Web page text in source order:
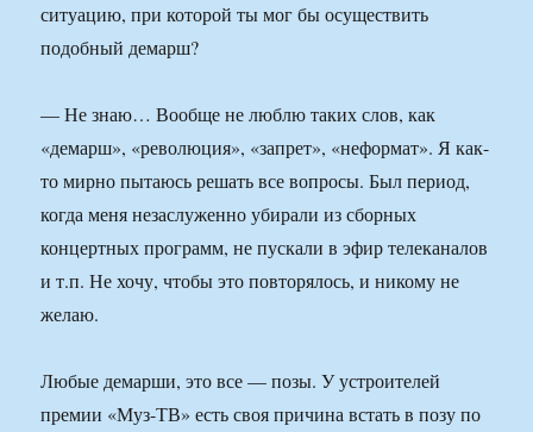
ситуацию, при которой ты мог бы осуществить
подобный демарш?
— Не знаю… Вообще не люблю таких слов, как
«демарш», «революция», «запрет», «неформат». Я как-
то мирно пытаюсь решать все вопросы. Был период,
когда меня незаслуженно убирали из сборных
концертных программ, не пускали в эфир телеканалов
и т.п. Не хочу, чтобы это повторялось, и никому не
желаю.
Любые демарши, это все — позы. У устроителей
премии «Муз-ТВ» есть своя причина встать в позу по